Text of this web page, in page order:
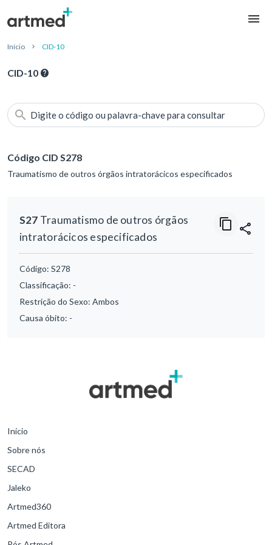
Início CID-10
CID-10
Digite o código ou palavra-chave para consultar
Código CID S278
Traumatismo de outros órgãos intratorácicos especificados
S27 Traumatismo de outros órgãos
intratorácicos especificados
Código: S278
Classificação: -
Restrição do Sexo: Ambos
Causa óbito: -
Início
Sobre nós
SECAD
Jaleko
Artmed360
Artmed Editora